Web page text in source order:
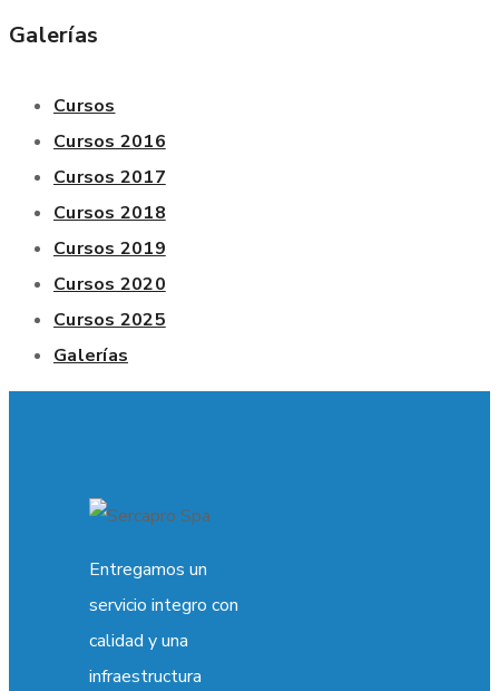
Galerías
Cursos
Cursos 2016
Cursos 2017
Cursos 2018
Cursos 2019
Cursos 2020
Cursos 2025
Galerías
Entregamos un
servicio integro con
calidad y una
infraestructura